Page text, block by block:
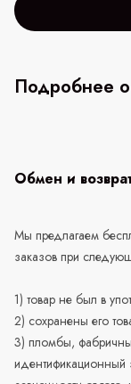
Подробнее о
Обмен и
Мы предлагаем
заказов при
1) товар не был в
2) сохранены его
3) пломбы,
идентификационный